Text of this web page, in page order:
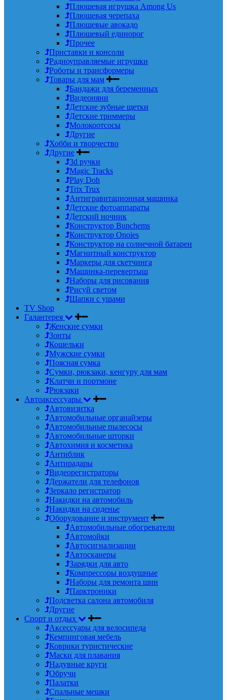
Плюшевая игрушка Among Us
Плюшевая черепаха
Плюшевые авокадо
Плюшевый единорог
Прочее
Приставки и консоли
Радиоуправляемые игрушки
Роботы и трансформеры
Товары для мам
Бандажи для беременных
Видеоняни
Детские зубные щетки
Детские триммеры
Молокоотсосы
Другие
Хобби и творчество
Другие
3d ручки
Magic Tracks
Play Doh
Trix Trux
Антигравитационная машинка
Детские фотоаппараты
Детский ночник
Конструктор Bunchems
Конструктор Onoies
Конструктор на солнечной батареи
Магнитный конструктор
Маркеры для скетчинга
Машинка-перевертыш
Наборы для рисования
Рисуй светом
Шапки с ушами
TV Shop
Галантерея
Женские сумки
Зонты
Кошельки
Мужские сумки
Поясная сумка
Сумки, рюкзаки, кенгуру для мам
Клатчи и портмоне
Рюкзаки
Автоаксессуары
Автовизитка
Автомобильные органайзеры
Автомобильные пылесосы
Автомобильные шторки
Автохимия и косметика
Антиблик
Антирадары
Видеорегистраторы
Держатели для телефонов
Зеркало регистратор
Накидки на автомобиль
Накидки на сиденье
Оборудование и инструмент
Автомобильные обогреватели
Автомойки
Автосигнализации
Автосканеры
Зарядки для авто
Компрессоры воздушные
Наборы для ремонта шин
Парктроники
Подсветка салона автомобиля
Другие
Спорт и отдых
Аксессуары для велосипеда
Кемпинговая мебель
Коврики туристические
Маски для плавания
Надувные круги
Обручи
Палатки
Спальные мешки